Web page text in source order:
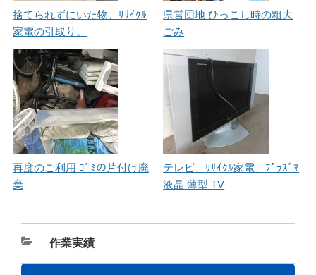
捨てられずにいた物、ﾘｻｲｸﾙ
家電の引取り。
県営団地 ひっこし時の粗大
ごみ
再度のご利用 ｺﾞﾐの片付け廃
棄
テレビ、ﾘｻｲｸﾙ家電、ﾌﾟﾗｽﾞﾏ
液晶 薄型 TV
カ
テ
作業実績